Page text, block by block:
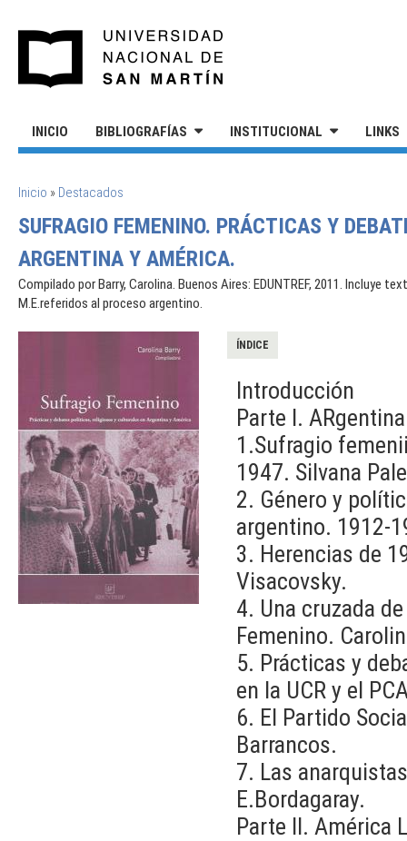
INICIO BIBLIOGRAFÍAS INSTITUCIONAL LINKS
SE ENCUENTRA USTED AQUÍ
Inicio » Destacados
SUFRAGIO FEMENINO. PRÁCTICAS Y
ARGENTINA Y AMÉRICA.
Compilado por Barry, Carolina. Buenos Aires: EDUNTREF, 2011. Incluye
M.E.referidos al proceso argentino.
ÍNDICE
Introducción
Parte I. ARgentina
1.Sufragio
1947. Silvana
2. Género y
argentino. 1912-
3. Herencias de
Visacovsky.
4. Una cruzada
Femenino.
5. Prácticas y
en la UCR y el
6. El Partido
Barrancos.
7. Las
E.Bordagaray.
Parte II. América